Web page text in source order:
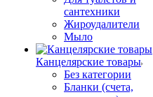
сантехники
Жироудалители
Мыло
Канцелярские товары
Без категории
Бланки (счета,